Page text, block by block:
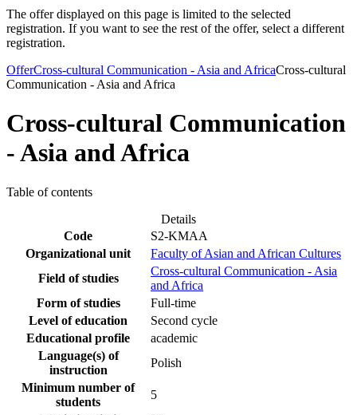
The offer displayed on this page is limited to the selected
registration. If you want to see the rest of the offer, select a different
registration.
OfferCross-cultural Communication - Asia and AfricaCross-cultural
Communication - Asia and Africa
Cross-cultural Communication
- Asia and Africa
Table of contents
Details
Code
S2-KMAA
Organizational unit
Faculty of Asian and African Cultures
Field of studies
Cross-cultural Communication - Asia
and Africa
Form of studies
Full-time
Level of education
Second cycle
Educational profile
academic
Language(s) of
instruction
Polish
Minimum number of
students
5